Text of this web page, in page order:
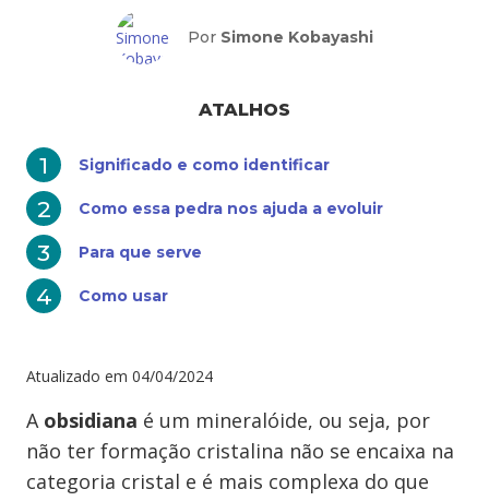
Por Simone Kobayashi
ATALHOS
Significado e como identificar
Como essa pedra nos ajuda a evoluir
Para que serve
Como usar
Atualizado em 04/04/2024
A obsidiana é um mineralóide, ou seja, por
não ter formação cristalina não se encaixa na
categoria cristal e é mais complexa do que